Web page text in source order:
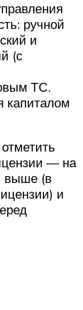
ручной
и
(с
ТС.
капиталом
— на
выше (в
и